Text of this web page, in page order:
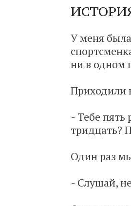
У меня
ни в одном
Приходили
- Тебе
тридцать?
Один раз
- Слушай,